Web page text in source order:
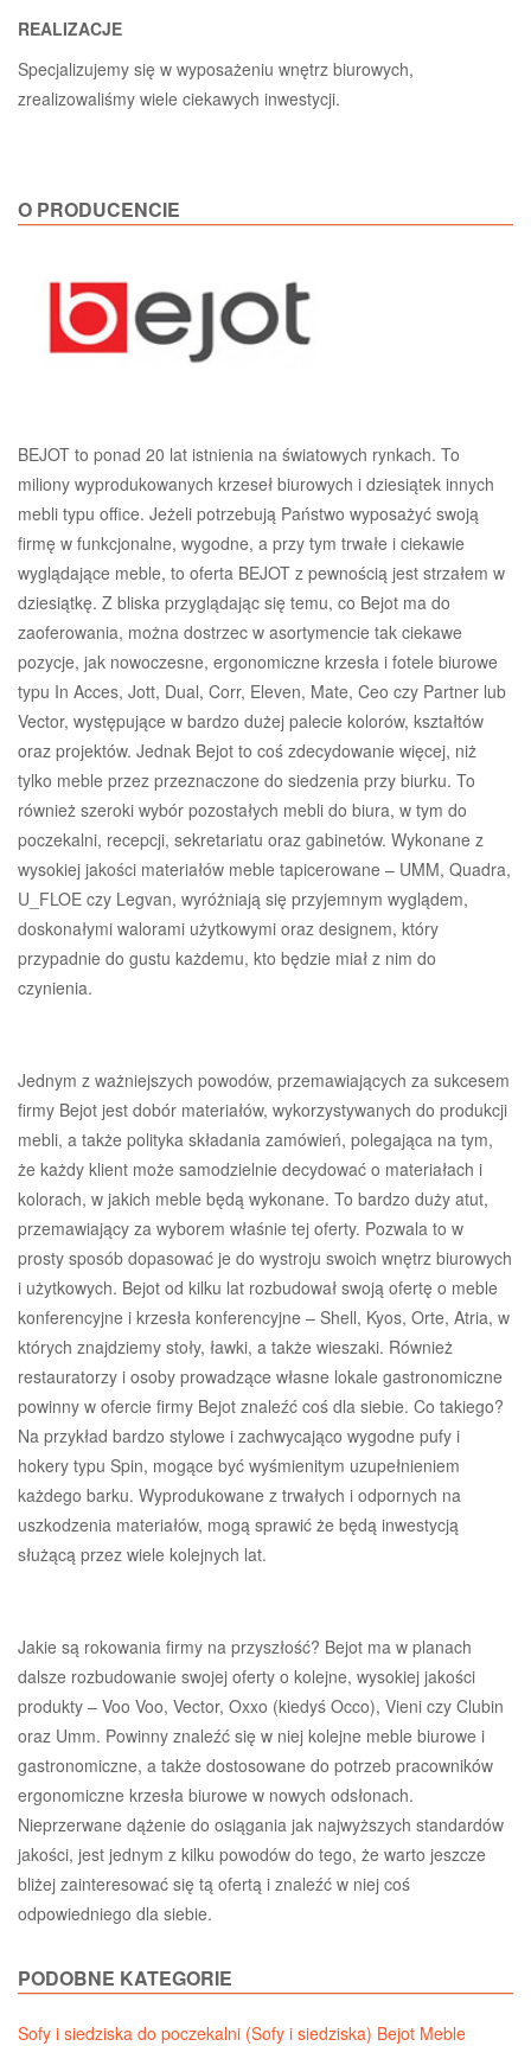
REALIZACJE
Specjalizujemy się w wyposażeniu wnętrz biurowych,
zrealizowaliśmy wiele ciekawych inwestycji.
O PRODUCENCIE
BEJOT to ponad 20 lat istnienia na światowych rynkach. To
miliony wyprodukowanych krzeseł biurowych i dziesiątek innych
mebli typu office. Jeżeli potrzebują Państwo wyposażyć swoją
firmę w funkcjonalne, wygodne, a przy tym trwałe i ciekawie
wyglądające meble, to oferta BEJOT z pewnością jest strzałem w
dziesiątkę. Z bliska przyglądając się temu, co Bejot ma do
zaoferowania, można dostrzec w asortymencie tak ciekawe
pozycje, jak nowoczesne, ergonomiczne krzesła i fotele biurowe
typu In Acces, Jott, Dual, Corr, Eleven, Mate, Ceo czy Partner lub
Vector, występujące w bardzo dużej palecie kolorów, kształtów
oraz projektów. Jednak Bejot to coś zdecydowanie więcej, niż
tylko meble przez przeznaczone do siedzenia przy biurku. To
również szeroki wybór pozostałych mebli do biura, w tym do
poczekalni, recepcji, sekretariatu oraz gabinetów. Wykonane z
wysokiej jakości materiałów meble tapicerowane – UMM, Quadra,
U_FLOE czy Legvan, wyróżniają się przyjemnym wyglądem,
doskonałymi walorami użytkowymi oraz designem, który
przypadnie do gustu każdemu, kto będzie miał z nim do
czynienia.
Jednym z ważniejszych powodów, przemawiających za sukcesem
firmy Bejot jest dobór materiałów, wykorzystywanych do produkcji
mebli, a także polityka składania zamówień, polegająca na tym,
że każdy klient może samodzielnie decydować o materiałach i
kolorach, w jakich meble będą wykonane. To bardzo duży atut,
przemawiający za wyborem właśnie tej oferty. Pozwala to w
prosty sposób dopasować je do wystroju swoich wnętrz biurowych
i użytkowych. Bejot od kilku lat rozbudował swoją ofertę o meble
konferencyjne i krzesła konferencyjne – Shell, Kyos, Orte, Atria, w
których znajdziemy stoły, ławki, a także wieszaki. Również
restauratorzy i osoby prowadzące własne lokale gastronomiczne
powinny w ofercie firmy Bejot znaleźć coś dla siebie. Co takiego?
Na przykład bardzo stylowe i zachwycająco wygodne pufy i
hokery typu Spin, mogące być wyśmienitym uzupełnieniem
każdego barku. Wyprodukowane z trwałych i odpornych na
uszkodzenia materiałów, mogą sprawić że będą inwestycją
służącą przez wiele kolejnych lat.
Jakie są rokowania firmy na przyszłość? Bejot ma w planach
dalsze rozbudowanie swojej oferty o kolejne, wysokiej jakości
produkty – Voo Voo, Vector, Oxxo (kiedyś Occo), Vieni czy Clubin
oraz Umm. Powinny znaleźć się w niej kolejne meble biurowe i
gastronomiczne, a także dostosowane do potrzeb pracowników
ergonomiczne krzesła biurowe w nowych odsłonach.
Nieprzerwane dążenie do osiągania jak najwyższych standardów
jakości, jest jednym z kilku powodów do tego, że warto jeszcze
bliżej zainteresować się tą ofertą i znaleźć w niej coś
odpowiedniego dla siebie.
PODOBNE KATEGORIE
Sofy i siedziska do poczekalni (Sofy i siedziska) Bejot Meble